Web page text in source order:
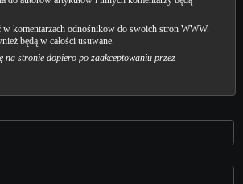
w komentarzach odnośnikow do swoich stron WWW.
będą w całości usuwane.
na stronie dopiero po zaakceptowaniu przez